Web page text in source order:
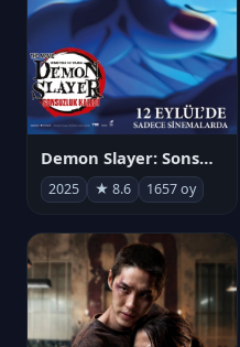
Demon Slayer: Sonsuzluk Kalesi
2025 ★ 8.6 1657 oy